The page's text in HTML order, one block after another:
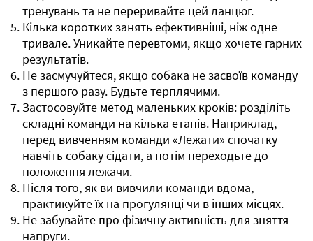
тренувань та не переривайте цей ланцюг.
Кілька коротких занять ефективніші, ніж одне
тривале. Уникайте перевтоми, якщо хочете гарних
результатів.
Не засмучуйтеся, якщо собака не засвоїв команду
з першого разу. Будьте терплячими.
Застосовуйте метод маленьких кроків: розділіть
складні команди на кілька етапів. Наприклад,
перед вивченням команди «Лежати» спочатку
навчіть собаку сідати, а потім переходьте до
положення лежачи.
Після того, як ви вивчили команди вдома,
практикуйте їх на прогулянці чи в інших місцях.
Не забувайте про фізичну активність для зняття
напруги.